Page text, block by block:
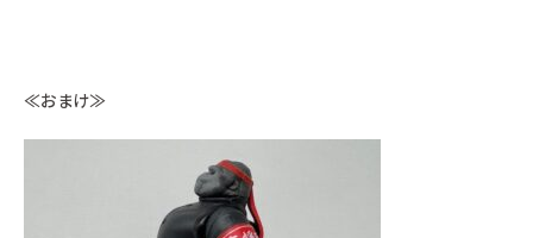
≪おまけ≫